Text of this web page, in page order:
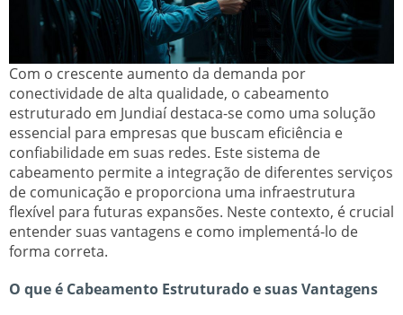
Com o crescente aumento da demanda por
conectividade de alta qualidade, o cabeamento
estruturado em Jundiaí destaca-se como uma solução
essencial para empresas que buscam eficiência e
confiabilidade em suas redes. Este sistema de
cabeamento permite a integração de diferentes serviços
de comunicação e proporciona uma infraestrutura
flexível para futuras expansões. Neste contexto, é crucial
entender suas vantagens e como implementá-lo de
forma correta.
O que é Cabeamento Estruturado e suas Vantagens